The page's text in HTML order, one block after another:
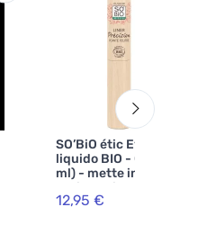
SO’BiO étic Eyeliner
liquido BIO - 01 nero (3
ml) - mette in risalto i
tuoi occhi
12,95 €